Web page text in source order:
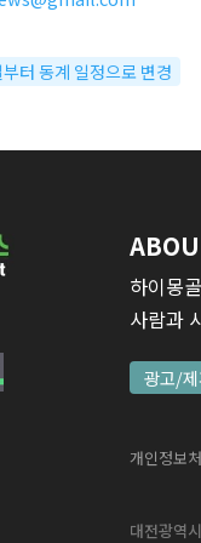
터 동계 일정으로 변경
하이몽
사람과
광고/
개인정보
대전광역